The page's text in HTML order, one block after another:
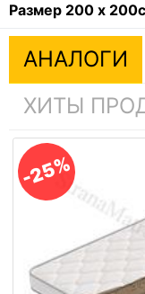
Размер 200 х
АНАЛОГИ
ХИТЫ
-25%